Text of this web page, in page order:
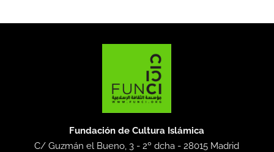
Fundación de Cultura Islámica
C/ Guzmán el Bueno, 3 - 2º dcha -28015 Madrid